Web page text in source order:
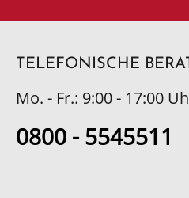
TELEFONISCHE
Mo. - Fr.: 9:00 - 17:00
0800 - 5545511